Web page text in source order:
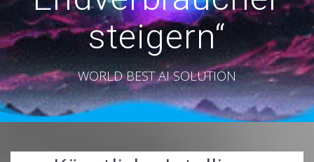
steigern“
WORLD BEST AI SOLUTION